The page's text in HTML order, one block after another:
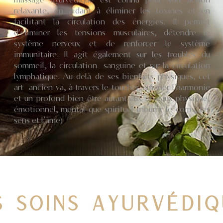
relaxante, en aidant à éliminer les toxines et en
facilitant la circulation des énergies. Il permet
d'éliminer les tensions musculaires, détendre le
système nerveux et de renforcer le système
immunitaire. Il agit également sur les troubles du
sommeil, la circulation sanguine et sur la circulation
lymphatique. Au-delà de ses bienfaits physiques, cet
art ancien va, à travers le toucher, amener l'harmonie
et un profond bien-être autant aux niveaux physique,
émotionnel, mental que spirituel (nourrir le corps, les
sens et l’âme)
SOINS